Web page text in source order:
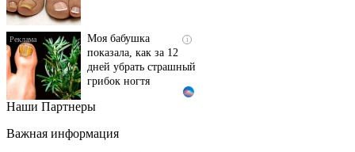
Моя бабушка
показала, как за 12
дней убрать страшный
грибок ногтя
Этот танец невесты
Пересмотрела 10 раз
Наши Партнеры
Важная информация